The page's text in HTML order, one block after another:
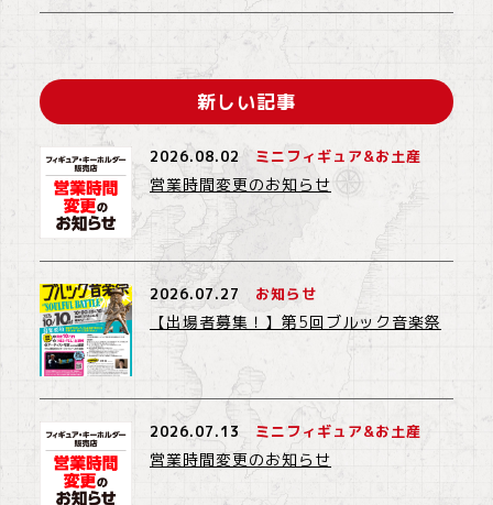
新しい記事
2026.08.02 ミニフィギュア&お土産
営業時間変更のお知らせ
2026.07.27 お知らせ
【出場者募集！】第5回ブルック音楽祭
2026.07.13 ミニフィギュア&お土産
営業時間変更のお知らせ